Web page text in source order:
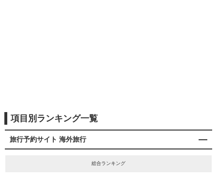
項目別ランキング一覧
旅行予約サイト 海外旅行
総合ランキング